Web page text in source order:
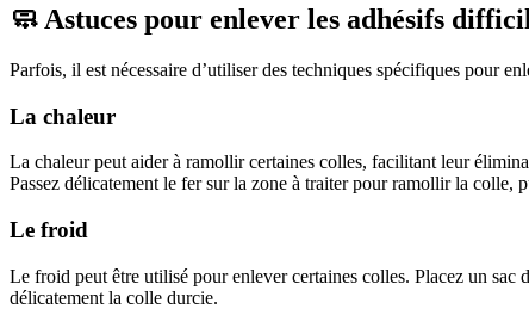
🧼 Astuces pour enlever les adhésifs
Parfois, il est nécessaire d’utiliser des techniques spécifiques pour
La chaleur
La chaleur peut aider à ramollir certaines colles, facilitant leur
Passez délicatement le fer sur la zone à traiter pour ramollir la colle,
Le froid
Le froid peut être utilisé pour enlever certaines colles. Placez un
délicatement la colle durcie.